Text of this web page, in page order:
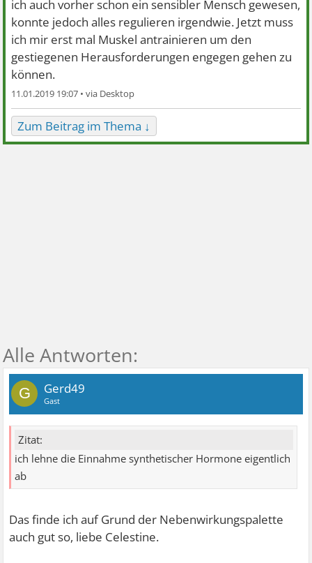
ich auch vorher schon ein sensibler Mensch gewesen,
konnte jedoch alles regulieren irgendwie. Jetzt muss
ich mir erst mal Muskel antrainieren um den
gestiegenen Herausforderungen engegen gehen zu
können.
11.01.2019 19:07 •
Zum Beitrag im Thema ↓
G Gerd49
Gast
Zitat:
ich lehne die Einnahme synthetischer Hormone eigentlich
ab
Das finde ich auf Grund der Nebenwirkungspalette
auch gut so, liebe Celestine.